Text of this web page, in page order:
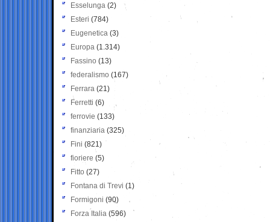
Esselunga (2)
Esteri (784)
Eugenetica (3)
Europa (1.314)
Fassino (13)
federalismo (167)
Ferrara (21)
Ferretti (6)
ferrovie (133)
finanziaria (325)
Fini (821)
fioriere (5)
Fitto (27)
Fontana di Trevi (1)
Formigoni (90)
Forza Italia (596)